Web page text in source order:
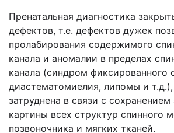
Пренатальная диагностика
дефектов, т.е. дефектов дужек
пролабирования содержимого
канала и аномалии в пределах
канала (синдром фиксированного
диастематомиелия, липомы и
затруднена в связи с
картины всех структур спинного
позвоночника и мягких тканей.